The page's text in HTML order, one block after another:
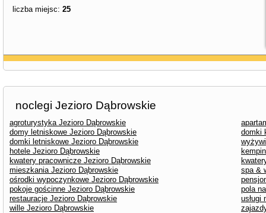
liczba miejsc: 25
noclegi Jezioro Dąbrowskie
agroturystyka Jezioro Dąbrowskie
domy letniskowe Jezioro Dąbrowskie
domki
domki letniskowe Jezioro Dąbrowskie
hotele Jezioro Dąbrowskie
kwatery pracownicze Jezioro Dąbrowskie
mieszkania Jezioro Dąbrowskie
spa &
ośrodki wypoczynkowe Jezioro Dąbrowskie
pokoje gościnne Jezioro Dąbrowskie
pola
restauracje Jezioro Dąbrowskie
usługi
wille Jezioro Dąbrowskie